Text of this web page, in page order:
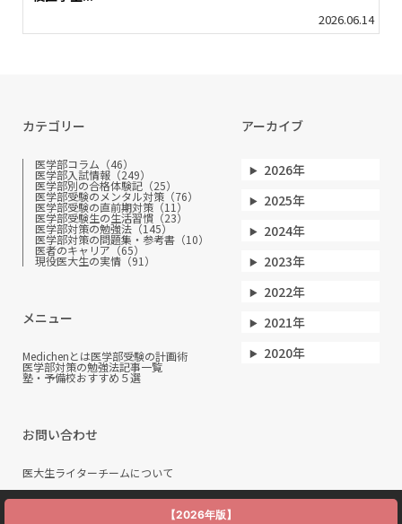
2026.06.14
カテゴリー
医学部コラム（46）
医学部入試情報（249）
医学部別の合格体験記（25）
医学部受験のメンタル対策（76）
医学部受験の直前期対策（11）
医学部受験生の生活習慣（23）
医学部対策の勉強法（145）
医学部対策の問題集・参考書（10）
医者のキャリア（65）
現役医大生の実情（91）
メニュー
Medichenとは医学部受験の計画術
医学部対策の勉強法記事一覧
塾・予備校おすすめ５選
お問い合わせ
医大生ライターチームについて
アーカイブ
2026年
2025年
2024年
2023年
2022年
2021年
2020年
【2026年版】